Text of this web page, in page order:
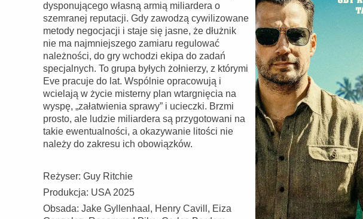
dysponującego własną armią miliardera o
szemranej reputacji. Gdy zawodzą cywilizowane
metody negocjacji i staje się jasne, że dłużnik
nie ma najmniejszego zamiaru regulować
należności, do gry wchodzi ekipa do zadań
specjalnych. To grupa byłych żołnierzy, z którymi
Eve pracuje do lat. Wspólnie opracowują i
wcielają w życie misterny plan wtargnięcia na
wyspę, „załatwienia sprawy” i ucieczki. Brzmi
prosto, ale ludzie miliardera są przygotowani na
takie ewentualności, a okazywanie litości nie
należy do zakresu ich obowiązków.
Reżyser: Guy Ritchie
Produkcja: USA 2025
Obsada: Jake Gyllenhaal, Henry Cavill, Eiza